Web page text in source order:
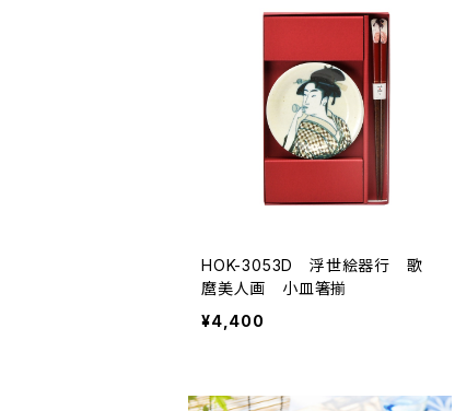
HOK-3053D 浮世絵器行 歌
麿美人画 小皿箸揃
¥4,400